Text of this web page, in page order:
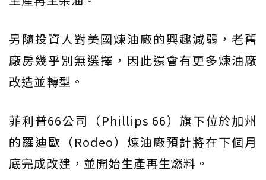
另隨投資人對美國煉油廠的興趣減弱，老舊
廠房幾乎別無選擇，因此還會有更多煉油廠
改造並轉型。
菲利普66公司（Phillips 66）旗下位於加州
的羅迪歐（Rodeo）煉油廠預計將在下個月
底完成改建，並開始生產再生燃料。